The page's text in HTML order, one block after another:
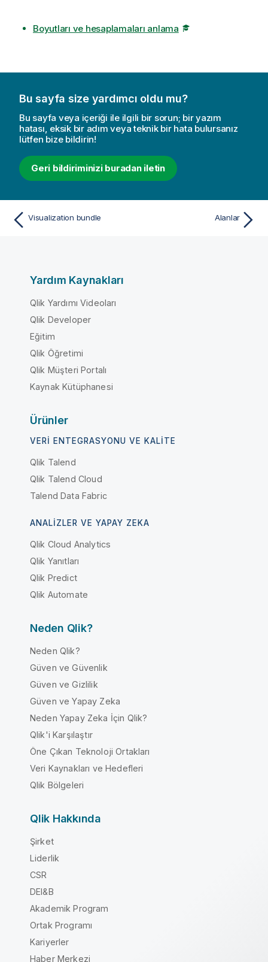
Boyutları ve hesaplamaları anlama
Bu sayfa size yardımcı oldu mu?
Bu sayfa veya içeriği ile ilgili bir sorun; bir yazım
hatası, eksik bir adım veya teknik bir hata bulursanız
lütfen bize bildirin!
Geri bildiriminizi buradan iletin
Visualization bundle Alanlar
Yardım Kaynakları
Qlik Yardımı Videoları
Qlik Developer
Eğitim
Qlik Öğretimi
Qlik Müşteri Portalı
Kaynak Kütüphanesi
Ürünler
VERI ENTEGRASYONU VE KALITE
Qlik Talend
Qlik Talend Cloud
Talend Data Fabric
ANALIZLER VE YAPAY ZEKA
Qlik Cloud Analytics
Qlik Yanıtları
Qlik Predict
Qlik Automate
Neden Qlik?
Neden Qlik?
Güven ve Güvenlik
Güven ve Gizlilik
Güven ve Yapay Zeka
Neden Yapay Zeka İçin Qlik?
Qlik'i Karşılaştır
Öne Çıkan Teknoloji Ortakları
Veri Kaynakları ve Hedefleri
Qlik Bölgeleri
Qlik Hakkında
Şirket
Liderlik
CSR
DEI&B
Akademik Program
Ortak Programı
Kariyerler
Haber Merkezi